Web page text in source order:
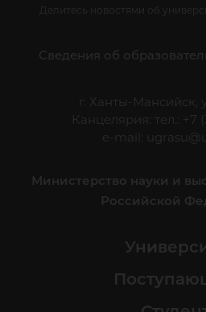
Делитесь новостями об
Сведения об
г. Ханты-Мансийск,
Канцелярия: тел.: +7
e-mail:
Министерство науки и
Российской